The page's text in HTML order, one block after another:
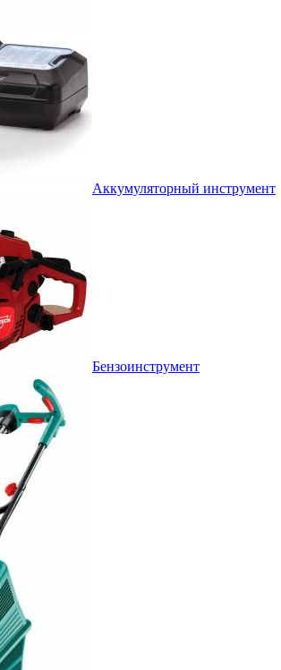
Аккумуляторный инструмент
Бензоинструмент